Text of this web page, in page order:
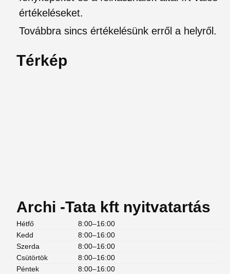
értékeléseket.
Továbbra sincs értékelésünk erről a helyről.
Térkép
Archi -Tata kft nyitvatartás
Hétfő
8:00–16:00
Kedd
8:00–16:00
Szerda
8:00–16:00
Csütörtök
8:00–16:00
Péntek
8:00–16:00